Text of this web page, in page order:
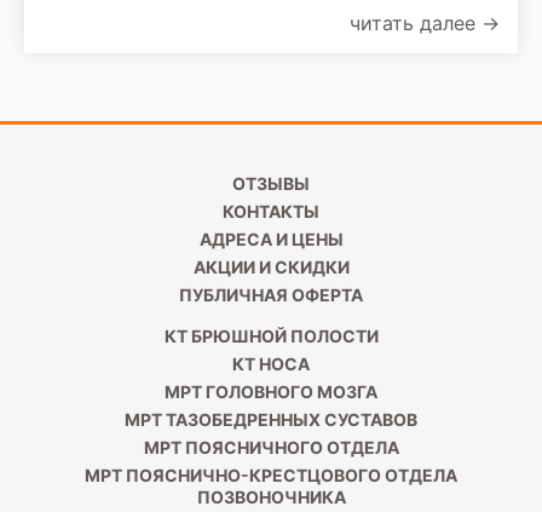
отмечают слишком быстрое потребление пищи,
читать далее →
ОТЗЫВЫ
КОНТАКТЫ
АДРЕСА И ЦЕНЫ
АКЦИИ И СКИДКИ
ПУБЛИЧНАЯ ОФЕРТА
КТ БРЮШНОЙ ПОЛОСТИ
КТ НОСА
МРТ ГОЛОВНОГО МОЗГА
МРТ ТАЗОБЕДРЕННЫХ СУСТАВОВ
МРТ ПОЯСНИЧНОГО ОТДЕЛА
МРТ ПОЯСНИЧНО-КРЕСТЦОВОГО ОТДЕЛА
ПОЗВОНОЧНИКА